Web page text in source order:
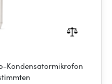
Kondensatormikrofon